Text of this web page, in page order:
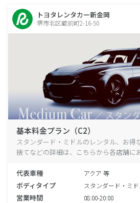
トヨタレンタカー新金岡
堺市北区蔵前町2-16-50
基本料金プラン（C2）
スタンダード・ミドルのレンタル、お得
捨てなどの詳細は、こちらから各店舗に
代表車種 アクア 等
ボディタイプ スタンダード・ミド
営業時間 08:00-20:00